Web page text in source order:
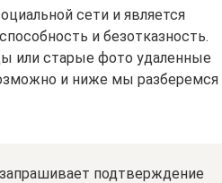
сети и является
и безотказность.
или старые фото удаленные
и ниже мы разберемся
подтверждение